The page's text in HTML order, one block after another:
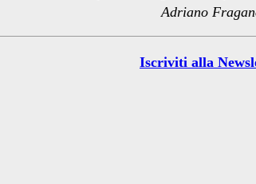
Adriano
Iscriviti alla